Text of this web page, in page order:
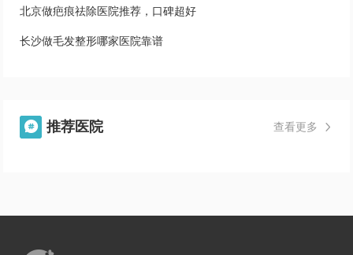
北京做疤痕祛除医院推荐，口碑超好
长沙做毛发整形哪家医院靠谱
 推荐医院 查看更多 